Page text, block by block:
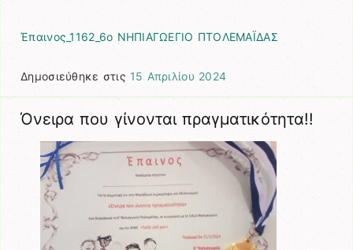
Έπαινος_1162_6ο ΝΗΠΙΑΓΩΕΓΙΟ ΠΤΟΛΕΜΑΪΔΑΣ
Δημοσιεύθηκε στις 15 Απριλίου 2024
Όνειρα που γίνονται πραγματικότητα!!